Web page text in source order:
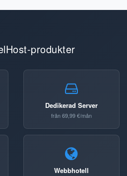
produkter
Dedikerad Server
från 69,99 €/mån
Webbhotell